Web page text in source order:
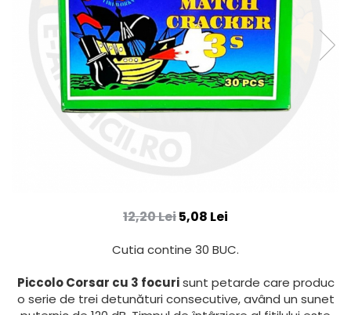
12,20 Lei5,08 Lei
Cutia contine 30 BUC.
Piccolo Corsar cu 3 focurisunt petarde care produc
o serie de trei detunături consecutive, având un sunet